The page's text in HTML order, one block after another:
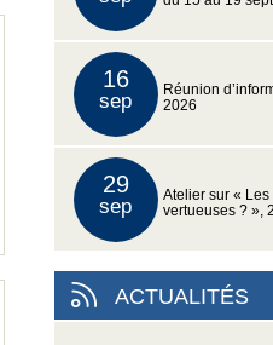
16
sep
Réunion
2026
29
sep
Atelier sur «
vertueuses ? »,
ACTUALITÉS